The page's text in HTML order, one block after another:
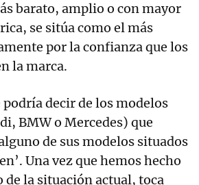
barato, amplio o con mayor
se sitúa como el más
por la confianza que los
la marca.
podría decir de los modelos
BMW o Mercedes) que
de sus modelos situados
Una vez que hemos hecho
de la situación actual, toca